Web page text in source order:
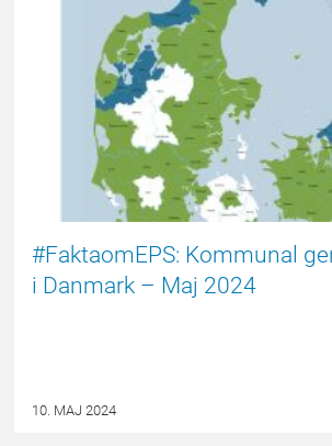
#FaktaomEPS: Kommunal
i Danmark – Maj 2024
10. MAJ 2024